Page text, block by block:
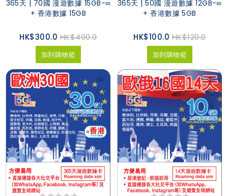
365天 | 70國 漫遊數據 15GB-∞
+ 香港數據 15GB
HK$300.0 HK$400.0
加到購物籃
365天 | 50國 漫遊數據 12GB-∞
+ 香港數據 5GB
HK$100.0 HK$120.0
加到購物籃